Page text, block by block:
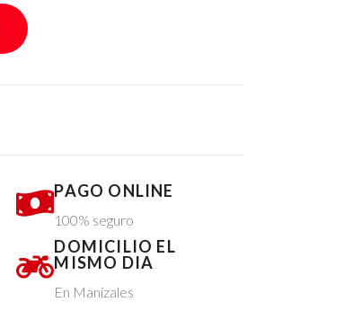
PAGO ONLINE
100% seguro
DOMICILIO EL
MISMO DIA
En Manizales